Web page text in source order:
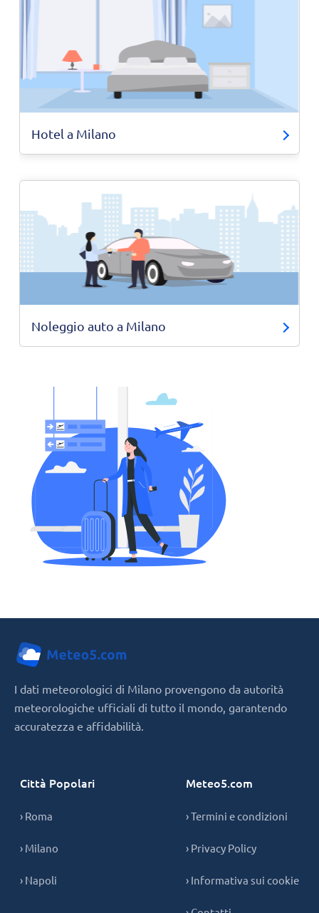
Hotel a Milano
Noleggio auto a Milano
I dati meteorologici di Milano provengono da autorità
meteorologiche ufficiali di tutto il mondo, garantendo
accuratezza e affidabilità.
Città Popolari
› Roma
› Milano
› Napoli
Meteo5.com
› Termini e condizioni
› Privacy Policy
› Informativa sui cookie